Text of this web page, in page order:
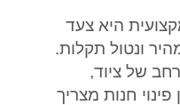
היא צעד
ונטול תקלות.
של ציוד,
חנות מצריך